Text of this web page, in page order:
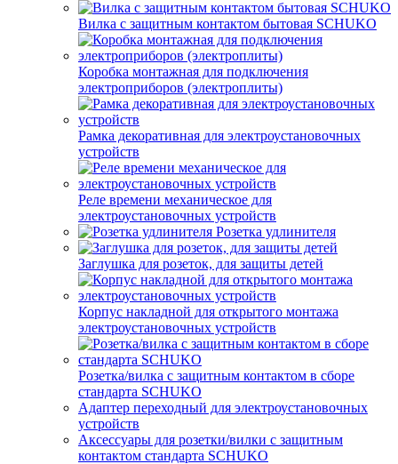
Вилка с защитным контактом бытовая SCHUKO
Коробка монтажная для подключения
электроприборов (электроплиты)
Рамка декоративная для электроустановочных
устройств
Реле времени механическое для
электроустановочных устройств
Розетка удлинителя
Заглушка для розеток, для защиты детей
Корпус накладной для открытого монтажа
электроустановочных устройств
Розетка/вилка с защитным контактом в сборе
стандарта SCHUKO
Адаптер переходный для электроустановочных
устройств
Аксессуары для розетки/вилки с защитным
контактом стандарта SCHUKO